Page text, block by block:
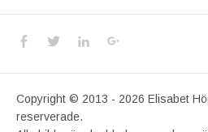
Social Media
Facebook
TwitterLinkedIn
Copyright © 2013 - 2026 Elisabet
reserverade.